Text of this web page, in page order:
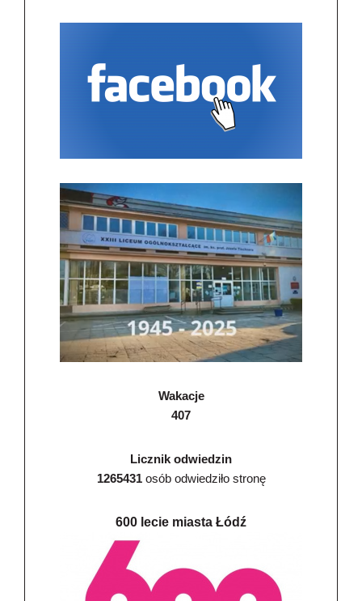
Wakacje
407
Licznik odwiedzin
1265431osób odwiedziło stronę
600 lecie miasta Łódź